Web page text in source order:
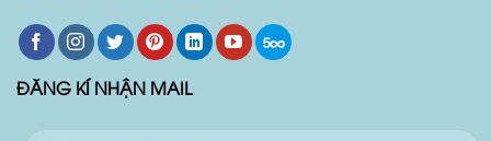
ĐĂNG KÍ NHẬN MAIL